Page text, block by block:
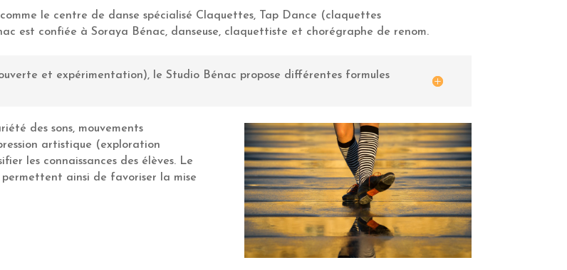
le centre de danse spécialisé Claquettes, Tap Dance (claquettes
est confiée à Soraya Bénac, danseuse, claquettiste et chorégraphe de renom.
et expérimentation), le Studio Bénac propose différentes formules
des sons, mouvements
artistique (exploration
les connaissances des élèves. Le
ainsi de favoriser la mise